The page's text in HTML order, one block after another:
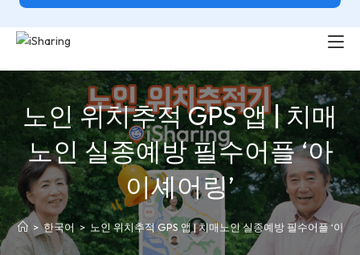
노인 위치추적 GPS 앱 | 치매
노인 실종예방 필수어플 ‘아
이셰어링’
> 한국어 > 노인 위치추적 GPS 앱 | 치매노인 실종예방 필수어플 ‘아이